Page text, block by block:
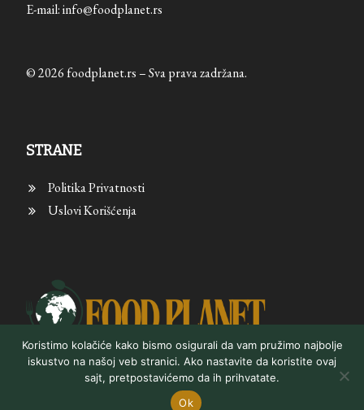
E-mail: info@foodplanet.rs
© 2026 foodplanet.rs – Sva prava zadržana.
STRANE
Politika Privatnosti
Uslovi Korišćenja
Koristimo kolačiće kako bismo osigurali da vam pružimo najbolje
iskustvo na našoj veb stranici. Ako nastavite da koristite ovaj
sajt, pretpostavićemo da ih prihvatate.
Ok